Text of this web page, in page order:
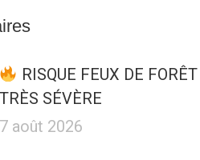
RISQUE FEUX DE FORÊT
TRÈS SÉVÈRE
7 août 2026